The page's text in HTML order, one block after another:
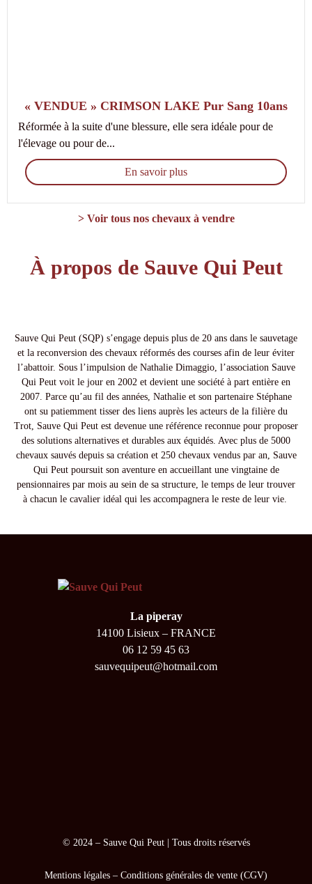
« VENDUE » CRIMSON LAKE Pur Sang 10ans
Réformée à la suite d'une blessure, elle sera idéale pour de
l'élevage ou pour de...
En savoir plus
> Voir tous nos chevaux à vendre
À propos de Sauve Qui Peut
Sauve Qui Peut (SQP) s’engage depuis plus de 20 ans dans le sauvetage
et la reconversion des chevaux réformés des courses afin de leur éviter
l’abattoir. Sous l’impulsion de Nathalie Dimaggio, l’association Sauve
Qui Peut voit le jour en 2002 et devient une société à part entière en
2007. Parce qu’au fil des années, Nathalie et son partenaire Stéphane
ont su patiemment tisser des liens auprès les acteurs de la filière du
Trot, Sauve Qui Peut est devenue une référence reconnue pour proposer
des solutions alternatives et durables aux équidés. Avec plus de 5000
chevaux sauvés depuis sa création et 250 chevaux vendus par an, Sauve
Qui Peut poursuit son aventure en accueillant une vingtaine de
pensionnaires par mois au sein de sa structure, le temps de leur trouver
à chacun le cavalier idéal qui les accompagnera le reste de leur vie.
La piperay
14100 Lisieux – FRANCE
06 12 59 45 63
sauvequipeut@hotmail.com
© 2024 – Sauve Qui Peut| Tous droits réservés
Mentions légales – Conditions générales de vente (CGV)